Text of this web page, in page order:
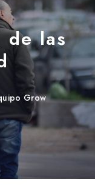
de las
Grow